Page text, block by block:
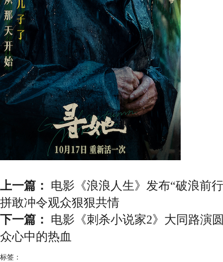
上一篇： 电影《浪浪人生》发布“破浪前
拼敢冲令观众狠狠共情
下一篇： 电影《刺杀小说家2》大同路演
众心中的热血
标签：